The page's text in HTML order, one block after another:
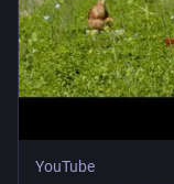
YouTube